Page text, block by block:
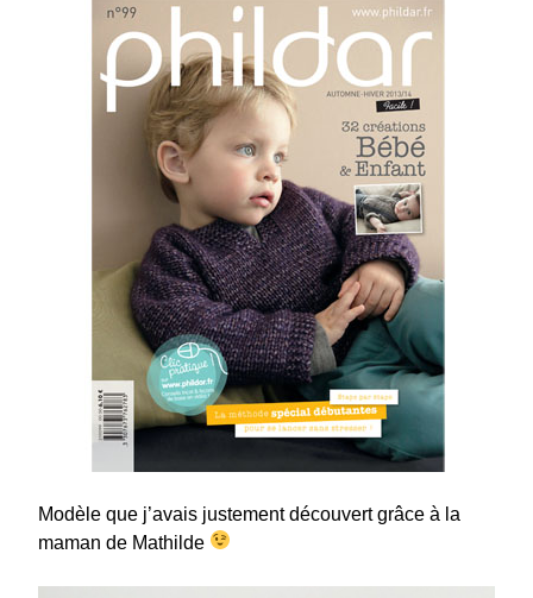
Modèle que j’avais justement découvert grâce à la
maman de Mathilde